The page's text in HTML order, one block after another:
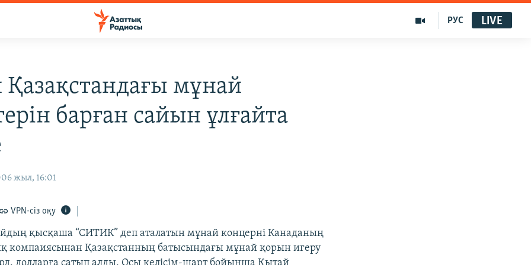
РУС LIVE
мұнай
барған сайын ұлғайта
жыл, 16:01
VPN-сіз оқу
қысқаша “СИТИК” деп аталатын мұнай концерні Канаданың
компаиясынан Қазақстанның батысындағы мұнай қорын игеру